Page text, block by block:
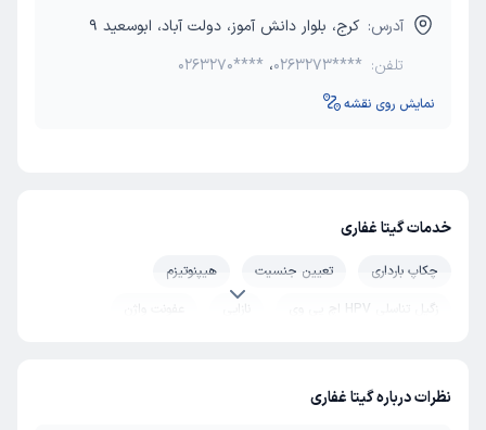
آدرس: کرج، بلوار دانش آموز، دولت آباد، ابوسعید 9
تلفن:
0263270**** ،0263273****
نمایش روی نقشه
خدمات گیتا غفاری
چکاپ بارداری تعیین جنسیت
هیپنوتیزم
زگیل تناسلی HPV اچ پی وی
نازایی عفونت واژن
نظرات درباره گیتا غفاری